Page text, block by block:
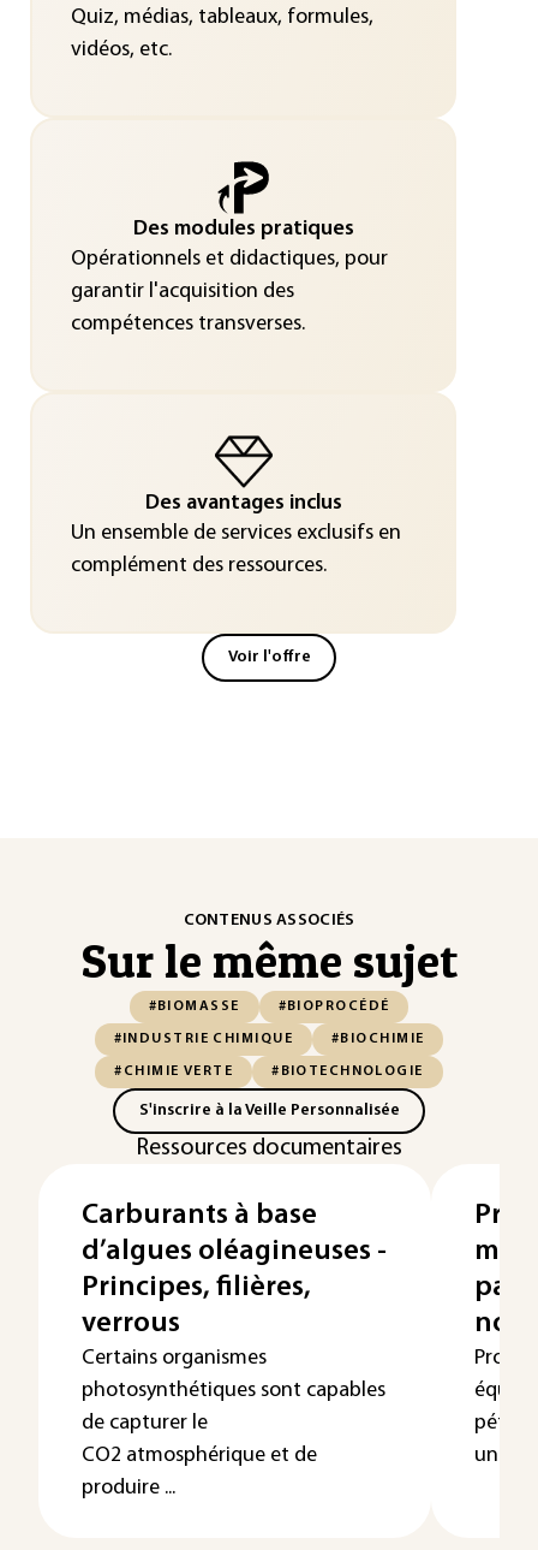
Quiz, médias, tableaux, formules,
vidéos, etc.
Des modules pratiques
Opérationnels et didactiques, pour
garantir l'acquisition des
compétences transverses.
Des avantages inclus
Un ensemble de services exclusifs en
complément des ressources.
Voir l'offre
CONTENUS ASSOCIÉS
Sur le même sujet
#BIOMASSE #BIOPROCÉDÉ
#INDUSTRIE CHIMIQUE #BIOCHIMIE
#CHIMIE VERTE #BIOTECHNOLOGIE
S'inscrire à la Veille Personnalisée
Ressources documentaires
Carburants à base
d’algues oléagineuses -
Principes, filières,
verrous
Certains organismes
photosynthétiques sont capables
de capturer le
CO2 atmosphérique et de
produire ...
non
un vrai